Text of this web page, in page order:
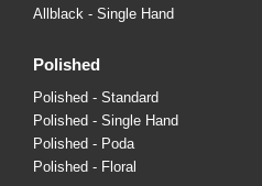
Allblack - Single Hand
polished
Polished - Standard
Polished - Single Hand
Polished - Poda
Polished - Floral